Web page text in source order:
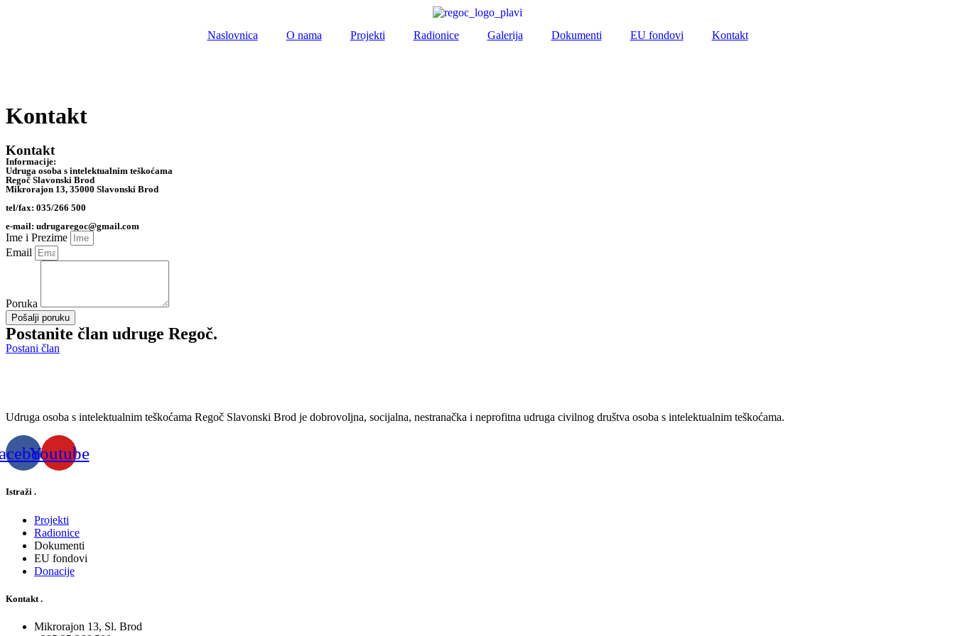
Naslovnica O nama Projekti Radionice Galerija Dokumenti EU fondovi Kontakt
Kontakt
Kontakt
Informacije:
Udruga osoba s intelektualnim teškoćama
Regoč Slavonski Brod
Mikrorajon 13, 35000 Slavonski Brod
tel/fax: 035/266 500
e-mail: udrugaregoc@gmail.com
Ime i Prezime
Email
Poruka
Pošalji poruku
Postanite član udruge Regoč.
Postani član
Udruga osoba s intelektualnim teškoćama Regoč Slavonski Brod je dobrovoljna, socijalna, nestranačka i neprofitna udruga civilnog društva osoba s intelektualnim teškoćama.
Youtube
Istraži .
Projekti
Radionice
Dokumenti
EU fondovi
Donacije
Kontakt .
Mikrorajon 13, Sl. Brod